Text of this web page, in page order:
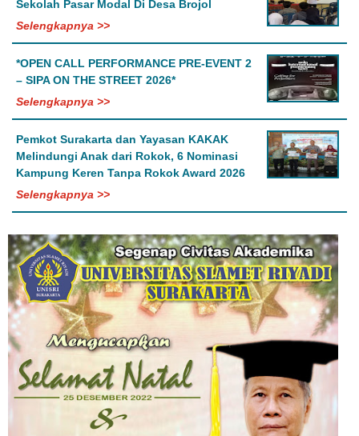
Sekolah Pasar Modal Di Desa Brojol
Selengkapnya >>
*OPEN CALL PERFORMANCE PRE-EVENT 2
– SIPA ON THE STREET 2026*
Selengkapnya >>
Pemkot Surakarta dan Yayasan KAKAK
Melindungi Anak dari Rokok, 6 Nominasi
Kampung Keren Tanpa Rokok Award 2026
Selengkapnya >>